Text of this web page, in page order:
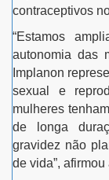
contraceptivos
“Estamos
autonomia das
Implanon
sexual e
mulheres
de longa
gravidez não
de vida”,